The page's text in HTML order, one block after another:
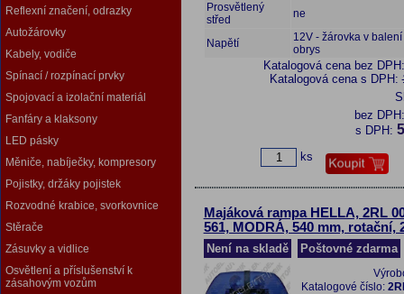
Reflexní značení, odrazky
Autožárovky
Kabely, vodiče
Spínací / rozpínací prvky
Spojovací a izolační materiál
Fanfáry a klaksony
LED pásky
Měniče, nabíječky, kompresory
Pojistky, držáky pojistek
Rozvodné krabice, svorkovnice
Stěrače
Zásuvky a vidlice
Osvětlení a příslušenství k
zásahovým vozům
Prosvětlený
střed
ne
Napětí
12V - žárovka v balení
obrys
Katalogová cena bez
Katalogová cena s DPH:
bez
s DPH:
ks
Majáková rampa HELLA, 2RL
561, MODRÁ, 540 mm, rotační,
Není na skladě Poštovné zdarma
Katalogové číslo: